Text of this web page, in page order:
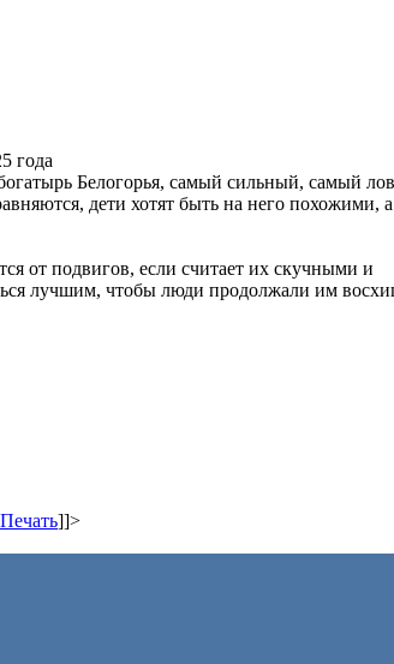
Белогорья, самый сильный, самый
дети хотят быть на него похожими, а
от подвигов, если считает их скучными и
лучшим, чтобы люди продолжали им
Печать]]>